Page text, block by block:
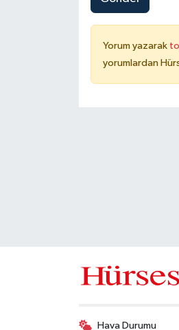
Yorum yazarak
yorumlardan
Hava Durumu